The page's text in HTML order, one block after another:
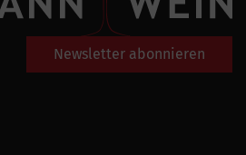
Newsletter abonnieren